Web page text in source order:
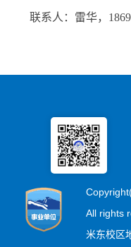
联系人：雷华，
All rights
米东校区